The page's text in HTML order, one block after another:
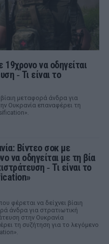
19χρονο να οδηγείται
‑ Τι είναι το
μεταφορά άνδρα για
Ουκρανία επαναφέρει τη
Βίντεο σοκ με
να οδηγείται με τη βία
‑ Τι είναι το
φέρεται να δείχνει βίαιη
άνδρα για στρατιωτική
στην Ουκρανία
τη συζήτηση για το λεγόμενο